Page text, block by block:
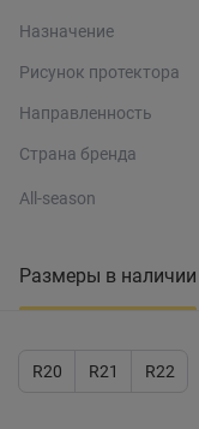
Назначение
Рисунок протектора
Направленность
Страна бренда
All-season
Размеры в наличии
R20 R21 R22